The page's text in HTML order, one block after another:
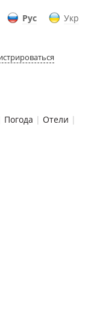
Рус Укр
Погода | Отели |